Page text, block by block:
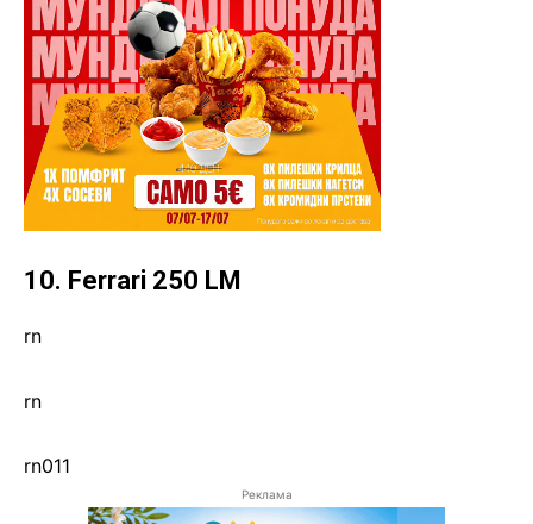
10. Ferrari 250 LM
rn
rn
rn011
Реклама